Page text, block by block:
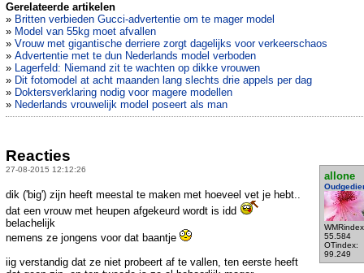
Gerelateerde artikelen
» Britten verbieden Gucci-advertentie om te mager model
» Model van 55kg moet afvallen
» Vrouw met gigantische derriere zorgt dagelijks voor verkeerschaos
» Advertentie met te dun Nederlands model verboden
» Lagerfeld: Niemand zit te wachten op dikke vrouwen
» Dit fotomodel at acht maanden lang slechts drie appels per dag
» Doktersverklaring nodig voor magere modellen
» Nederlands vrouwelijk model poseert als man
Reacties
27-08-2015 12:12:26
allone
55.584
OTindex:
99.249
dik ('big') zijn heeft meestal te maken met hoeveel vet je hebt..
dat een vrouw met heupen afgekeurd wordt is idd
belachelijk
nemens ze jongens voor dat baantje
iig verstandig dat ze niet probeert af te vallen, ten eerste heeft